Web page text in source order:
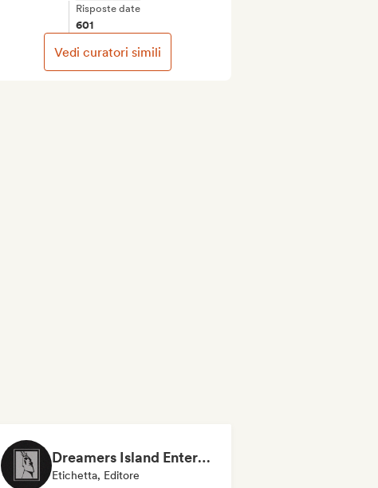
Risposte date
601
Vedi curatori simili
Dreamers Island Entertainment
Etichetta, Editore